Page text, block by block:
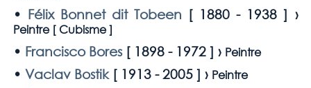
• Félix Bonnet dit Tobeen [ 1880 - 1938 ] ›
Peintre [Cubisme]
• Francisco Bores[ 1898 - 1972] › Peintre
• Vaclav Bostik[ 1913 - 2005] › Peintre